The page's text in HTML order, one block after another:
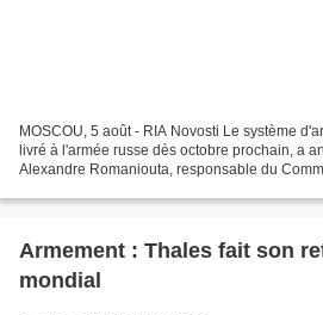
MOSCOU, 5 août - RIA Novosti Le système
livré à l'armée russe dès octobre prochain, a
Alexandre Romaniouta, responsable du
Armement : Thales fait son
mondial